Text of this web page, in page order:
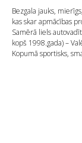
Bezgala jauks,
kas skar apmācības
Samērā liels
kopš 1998.gada) –
Kopumā sportisks,